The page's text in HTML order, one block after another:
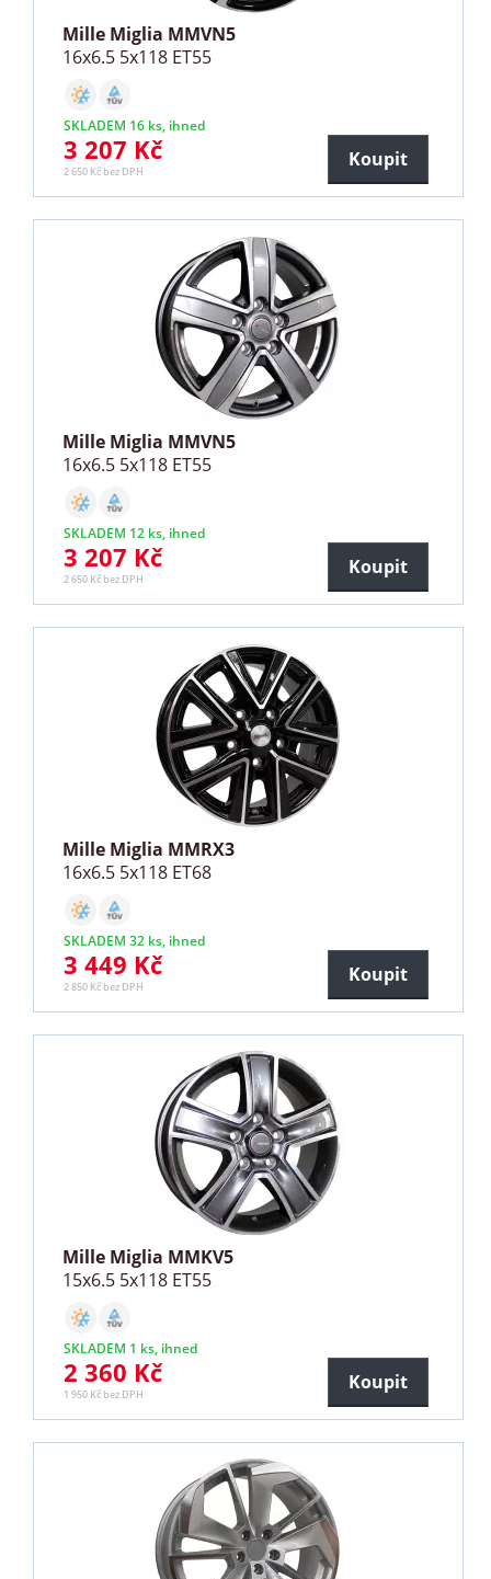
Mille Miglia MMVN5
16x6.5 5x118 ET55
SKLADEM 16 ks, ihned
3 207 Kč
2 650 Kč bez DPH
Koupit
Mille Miglia MMVN5
16x6.5 5x118 ET55
SKLADEM 12 ks, ihned
3 207 Kč
2 650 Kč bez DPH
Koupit
Mille Miglia MMRX3
16x6.5 5x118 ET68
SKLADEM 32 ks, ihned
3 449 Kč
2 850 Kč bez DPH
Koupit
Mille Miglia MMKV5
15x6.5 5x118 ET55
SKLADEM 1 ks, ihned
2 360 Kč
1 950 Kč bez DPH
Koupit